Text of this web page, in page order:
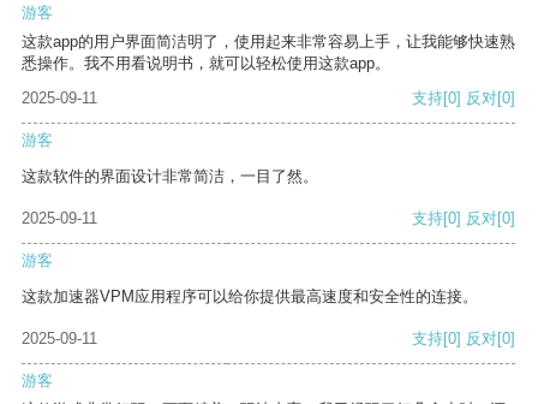
游客
这款app的用户界面简洁明了，使用起来非常容易上手，让我能够快速熟
悉操作。我不用看说明书，就可以轻松使用这款app。
2025-09-11
支持[0] 反对[0]
游客
这款软件的界面设计非常简洁，一目了然。
2025-09-11 支持[0] 反对[0]
游客
这款加速器VPM应用程序可以给你提供最高速度和安全性的连接。
2025-09-11 支持[0] 反对[0]
游客